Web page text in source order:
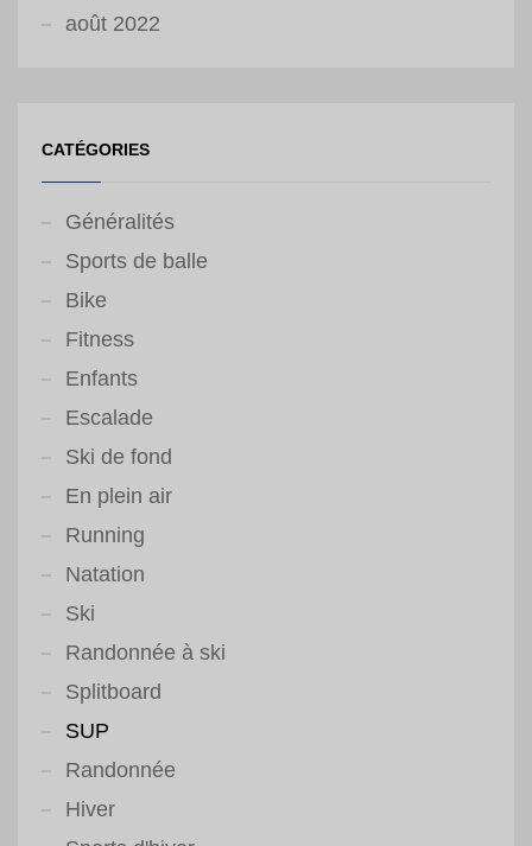
août 2022
CATÉGORIES
Généralités
Sports de balle
Bike
Fitness
Enfants
Escalade
Ski de fond
En plein air
Running
Natation
Ski
Randonnée à ski
Splitboard
SUP
Randonnée
Hiver